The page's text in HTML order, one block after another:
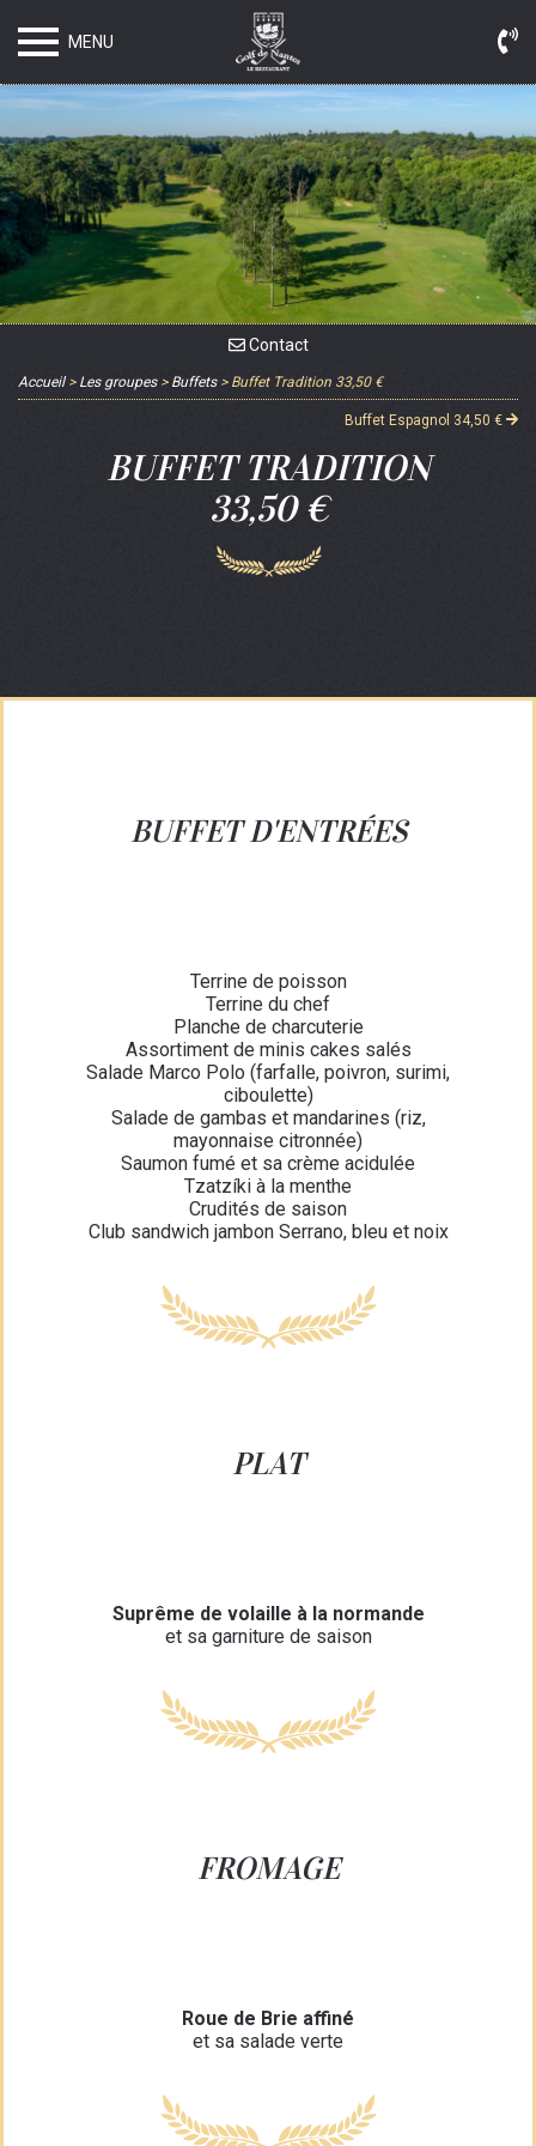
MENU
Contact
Accueil> Les groupes> Buffets> Buffet Tradition 33,50 €
Buffet Espagnol 34,50 €
BUFFET TRADITION
33,50 €
BUFFET D'ENTRÉES
Terrine de poisson
Terrine du chef
Planche de charcuterie
Assortiment de minis cakes salés
Salade Marco Polo (farfalle, poivron, surimi,
ciboulette)
Salade de gambas et mandarines (riz,
mayonnaise citronnée)
Saumon fumé et sa crème acidulée
Tzatzíki à la menthe
Crudités de saison
Club sandwich jambon Serrano, bleu et noix
PLAT
Suprême de volaille à la normande
et sa garniture de saison
FROMAGE
Roue de Brie affiné
et sa salade verte